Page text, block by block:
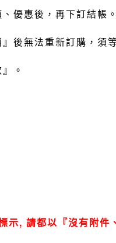
優惠後，再下訂結帳
後無法重新訂購，須
。
示, 請都以『沒有附件